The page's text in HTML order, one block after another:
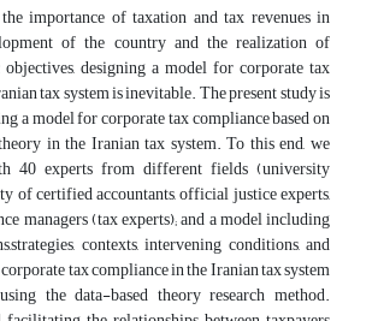
importance of taxation and tax revenues in
of the country and the realization of
designing a model for corporate tax
tax system is inevitable. The present study is
a model for corporate tax compliance based on
in the Iranian tax system. To this end, we
40 experts from different fields (university
of certified accountants, official justice experts,
managers (tax experts); and a model including
contexts, intervening conditions, and
tax compliance in the Iranian tax system
the data-based theory research method.